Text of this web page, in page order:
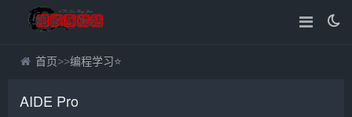
首页>>编程学习⭐
AIDE Pro